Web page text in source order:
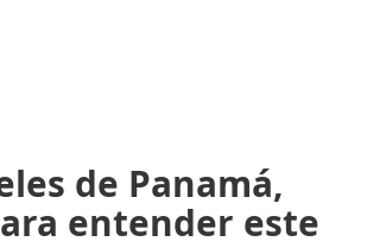
de Panamá,
entender este